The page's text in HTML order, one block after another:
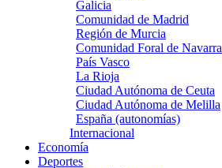
Galicia
Comunidad de Madrid
Región de Murcia
Comunidad Foral de Navarra
País Vasco
La Rioja
Ciudad Autónoma de Ceuta
Ciudad Autónoma de Melilla
España (autonomías)
Internacional
Economía
Deportes